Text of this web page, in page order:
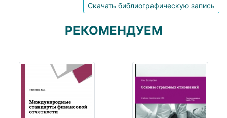
Скачать библиографическую запись
РЕКОМЕНДУЕМ